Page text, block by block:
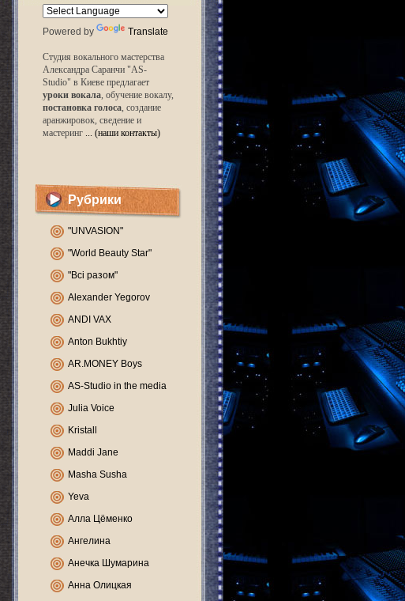
Powered by Translate
Студия вокального мастерства
Александра Саранчи "AS-
Studio" в Киеве предлагает
уроки вокала, обучение вокалу,
постановка голоса, создание
аранжировок, сведение и
мастеринг ... (наши контакты)
Рубрики
"UNVASION"
"World Beauty Star"
"Всі разом"
Alexander Yegorov
ANDI VAX
Anton Bukhtiy
AR.MONEY Boys
AS-Studio in the media
Julia Voice
Kristall
Maddi Jane
Masha Susha
Yeva
Алла Цёменко
Ангелина
Анечка Шумарина
Анна Олицкая